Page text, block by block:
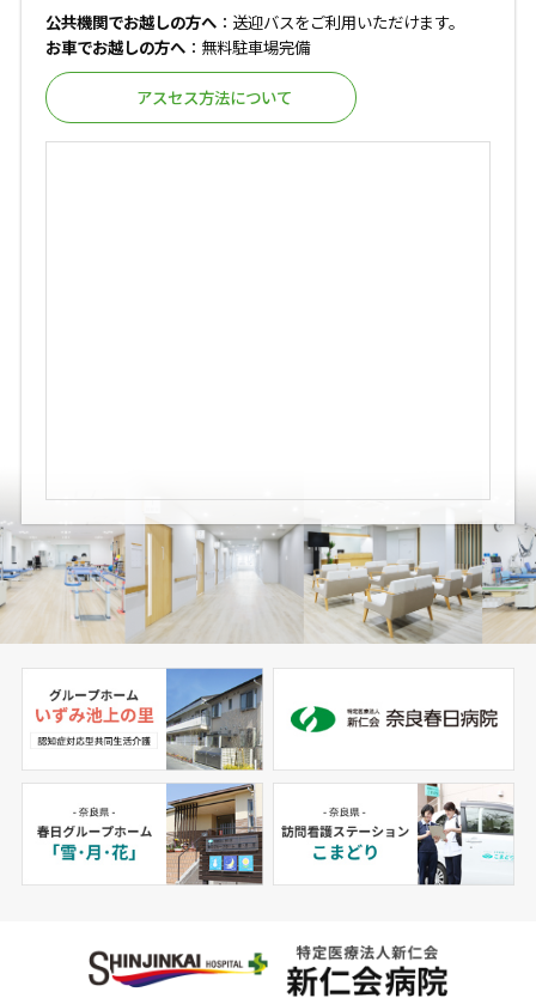
公共機関でお越しの方へ：送迎バスをご利用いただけます。
お車でお越しの方へ：無料駐車場完備
アスセス方法について